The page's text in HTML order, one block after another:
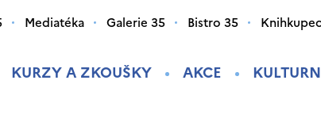
KURZY A ZKOUŠKY AKCE
Mediatéka Galerie 35 Bistro 35